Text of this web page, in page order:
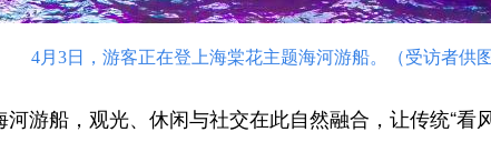
4月3日，游客正在登上海棠花主题海河游船。（受访者供图
船，观光、休闲与社交在此自然融合，让传统“看